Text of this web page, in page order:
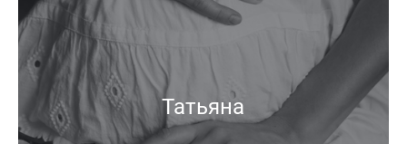
Татьяна